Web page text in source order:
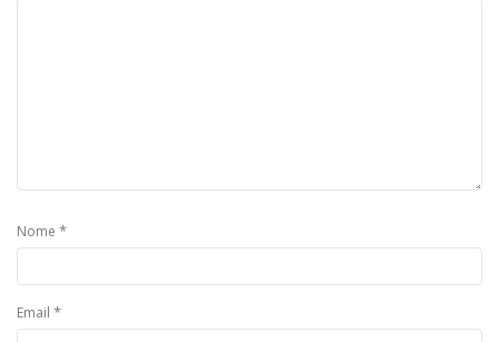
Nome *
Email *